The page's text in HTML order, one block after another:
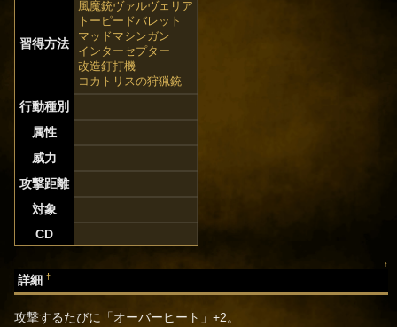
習得方法
風魔銃ヴァルヴェリア
トーピードバレット
マッドマシンガン
インターセプター
改造釘打機
コカトリスの狩猟銃
行動種別
属性
威力
攻撃距離
対象
CD
↑
詳細†
攻撃するたびに「オーバーヒート」+2。